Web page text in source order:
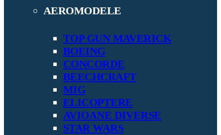
AEROMODELE
TOP GUN MAVERICK
BOEING
CONCORDE
BEECHCRAFT
MIG
ELICOPTERE
AVIOANE DIVERSE
STAR WARS